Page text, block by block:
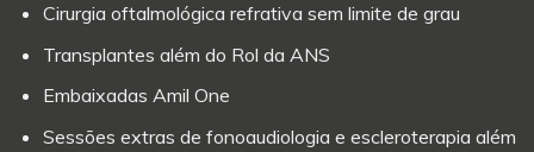
Cirurgia oftalmológica refrativa sem limite de grau
Transplantes além do Rol da ANS
Embaixadas Amil One
Sessões extras de fonoaudiologia e escleroterapia além